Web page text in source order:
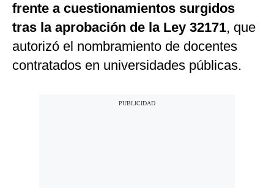
frente a cuestionamientos surgidos
tras la aprobación de la Ley 32171, que
autorizó el nombramiento de docentes
contratados en universidades públicas.